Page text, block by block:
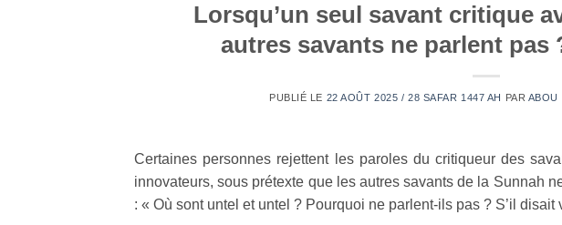
Lorsqu’un seul savant critique
autres savants ne parlent pas
PUBLIÉ LE 22 AOÛT 2025 / 28 SAFAR 1447 AH PAR ABOU
Certaines personnes rejettent les paroles du critiqueur des
innovateurs, sous prétexte que les autres savants de la Sunnah
: « Où sont untel et untel ? Pourquoi ne parlent-ils pas ? S’il